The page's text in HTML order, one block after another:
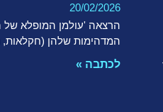
20/02/2026
הרצאה 'עולמן המופלא של
המדהימות שלהן (חקלאות,
לכתבה »